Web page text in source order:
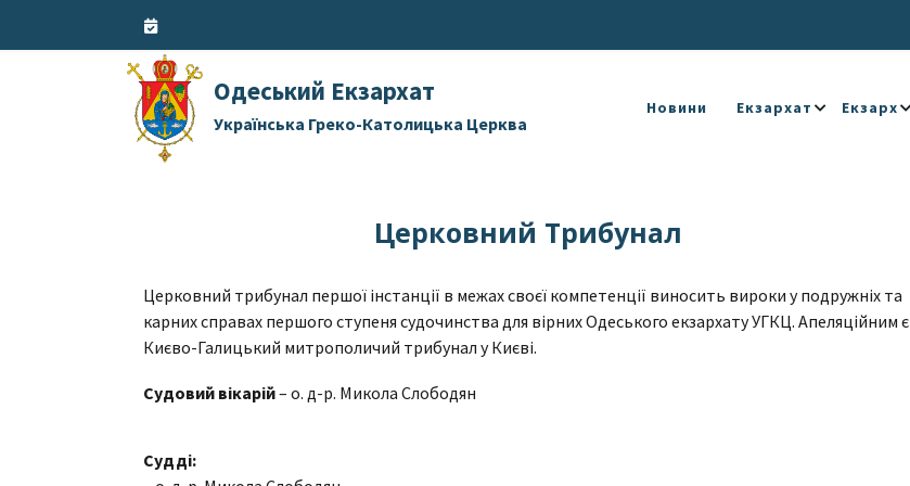
Одеський Екзархат
Українська Греко-Католицька Церква
Новини Екзархат Екзарх
Церковний Трибунал
Церковний трибунал першої інстанції в межах своєї компетенції виносить вироки у подружніх та
карних справах першого ступеня судочинства для вірних Одеського екзархату УГКЦ. Апеляційним є
Києво-Галицький митрополичий трибунал у Києві.
Судовий вікарій– о. д-р. Микола Слободян
Судді: